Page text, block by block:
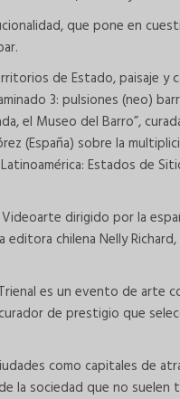
que pone en
de Estado, paisaje y
3: pulsiones (neo)
el Museo del Barro”,
(España) sobre la
Estados de
dirigido por la
chilena Nelly
es un evento de
de prestigio que
como capitales de
la sociedad que no